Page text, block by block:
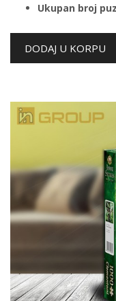
Ukupan broj